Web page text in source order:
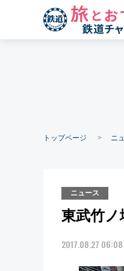
トップページ ニ
ニュース
東武竹
2017.08.27 06:08